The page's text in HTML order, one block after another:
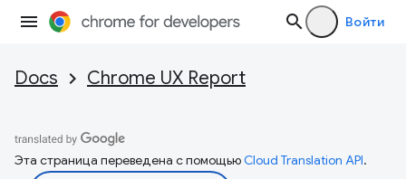
Войти
Docs Chrome UX Report
Эта страница переведена с помощьюCloud Translation API.